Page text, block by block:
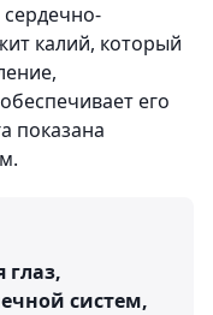
калий, который
его
показана
глаз,
систем,